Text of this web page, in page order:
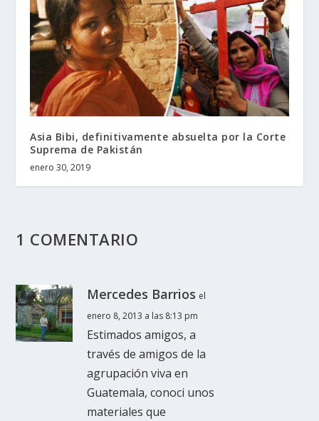
Asia Bibi, definitivamente absuelta por la Corte
Suprema de Pakistán
enero 30, 2019
1 COMENTARIO
Mercedes Barrios el
enero 8, 2013 a las 8:13 pm
Estimados amigos, a
través de amigos de la
agrupación viva en
Guatemala, conoci unos
materiales que